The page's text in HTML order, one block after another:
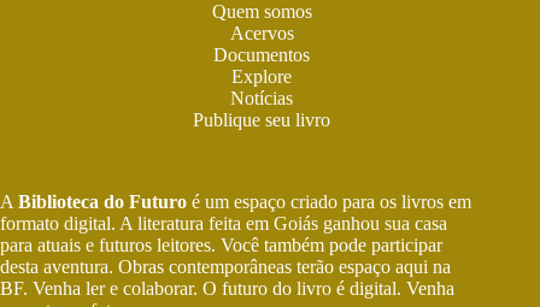
Quem somos
Acervos
Documentos
Explore
Notícias
Publique seu livro
A Biblioteca do Futuro é um espaço criado para os livros em
formato digital. A literatura feita em Goiás ganhou sua casa
para atuais e futuros leitores. Você também pode participar
desta aventura. Obras contemporâneas terão espaço aqui na
BF. Venha ler e colaborar. O futuro do livro é digital. Venha